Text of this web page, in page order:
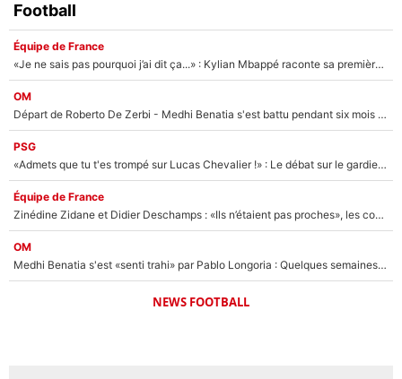
Football
Équipe de France
«Je ne sais pas pourquoi j’ai dit ça...» : Kylian Mbappé raconte sa première rencontre avec Zinédine Zidane (et c’est très drôle)
OM
Départ de Roberto De Zerbi - Medhi Benatia s'est battu pendant six mois pour le retenir à l'OM, le PSG a été le naufrage de trop : «Je pars avec toi»
PSG
«Admets que tu t'es trompé sur Lucas Chevalier !» : Le débat sur le gardien du PSG vire au clash à l'After Foot
Équipe de France
Zinédine Zidane et Didier Deschamps : «Ils n’étaient pas proches», les confidences d’un membre de l’équipe de France 1998 sur leur relation spéciale
OM
Medhi Benatia s'est «senti trahi» par Pablo Longoria : Quelques semaines après son départ, l'ancien directeur de football de l'OM règle ses comptes
NEWS FOOTBALL